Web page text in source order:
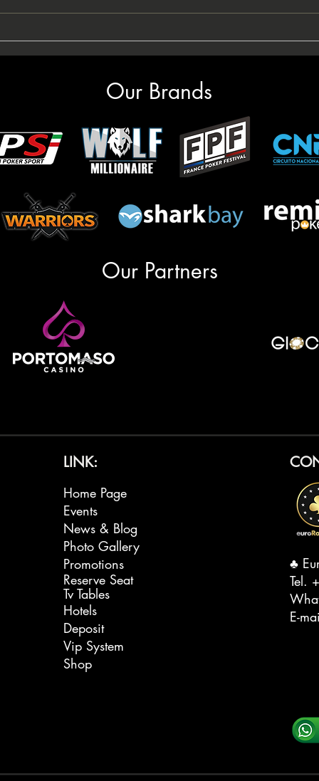
2026; Sanremo non delude
mai"
Our Brands
Our Partners
LINK:
Home Page
Events
News & Blog
Photo Gallery
Promotions
♣️
Tel. ‭
E-
Reserve Seat
Tv Tables
Hotels
Deposit
Vip System
Shop